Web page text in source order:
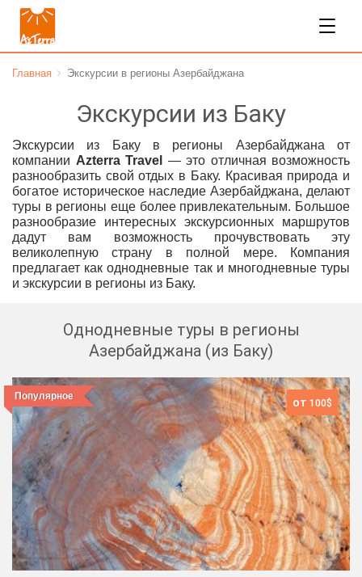
Главная Экскурсии в регионы Азербайджана
Экскурсии из Баку
Экскурсии из Баку в регионы Азербайджана от
компании Azterra Travel
— это отличная возможность
разнообразить свой отдых в Баку. Красивая природа и
богатое историческое наследие Азербайджана, делают
туры в регионы еще более привлекательным. Большое
разнообразие интересных экскурсионных маршрутов
дадут вам возможность прочувствовать эту
великолепную страну в полной мере. Компания
предлагает как однодневные так и многодневные туры
и экскурсии в регионы из Баку.
Однодневные туры в регионы
Азербайджана (из Баку)
Популярное от 100$